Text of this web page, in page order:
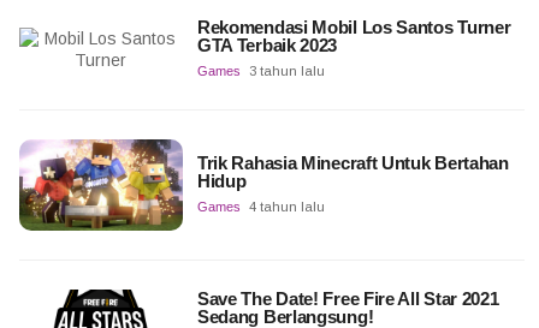
Rekomendasi Mobil Los Santos Turner
GTA Terbaik 2023
Games 3 tahun lalu
Trik Rahasia Minecraft Untuk Bertahan
Hidup
Games 4 tahun lalu
Save The Date! Free Fire All Star 2021
Sedang Berlangsung!